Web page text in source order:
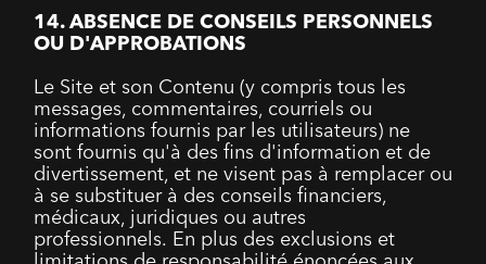
14. ABSENCE DE CONSEILS PERSONNELS
OU D'APPROBATIONS
Le Site et son Contenu (y compris tous les
messages, commentaires, courriels ou
informations fournis par les utilisateurs) ne
sont fournis qu'à des fins d'information et de
divertissement, et ne visent pas à remplacer ou
à se substituer à des conseils financiers,
médicaux, juridiques ou autres
professionnels. En plus des exclusions et